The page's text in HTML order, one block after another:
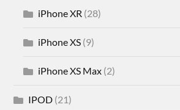
iPhone XR (28)
iPhone XS (9)
iPhone XS Max (2)
IPOD (21)